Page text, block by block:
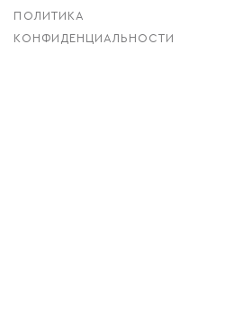
ПОЛИТИКА
КОНФИДЕНЦИАЛЬНОСТИ